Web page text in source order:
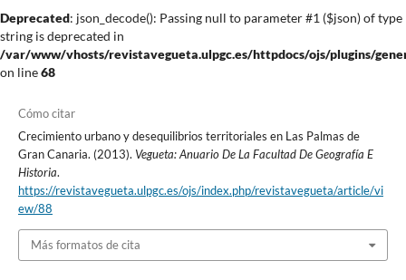
Deprecated: json_decode(): Passing null to parameter #1 ($json) of type
string is deprecated in
/var/www/vhosts/revistavegueta.ulpgc.es/httpdocs/ojs/plugins/
on line68
Cómo citar
Crecimiento urbano y desequilibrios territoriales en Las Palmas de
Gran Canaria. (2013). Vegueta: Anuario De La Facultad De Geografía E
Historia.
https://revistavegueta.ulpgc.es/ojs/index.php/revistavegueta/article/vi
ew/88
Más formatos de cita